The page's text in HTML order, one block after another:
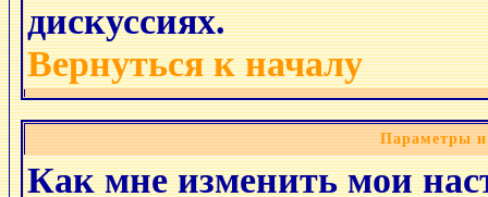
дискуссиях.
Вернуться к началу
Параметры и
Как мне изменить мои